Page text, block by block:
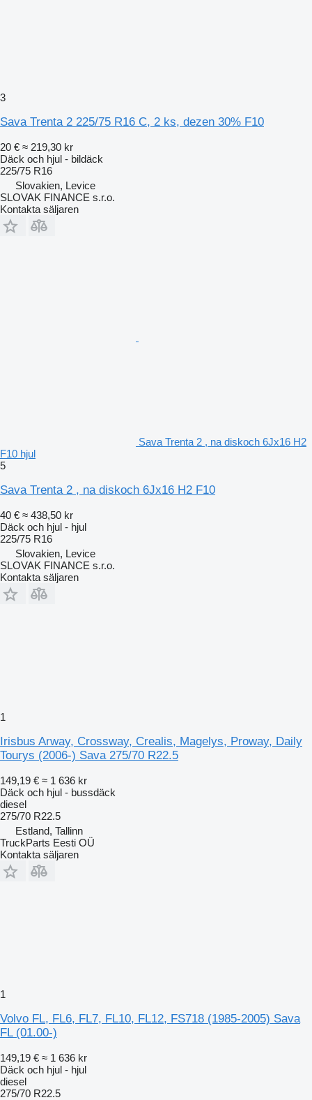
3
Sava Trenta 2 225/75 R16 C, 2 ks, dezen 30% F10
20 € ≈ 219,30 kr
Däck och hjul - bildäck
225/75 R16
Slovakien, Levice
SLOVAK FINANCE s.r.o.
Kontakta säljaren
Sava Trenta 2 , na diskoch 6Jx16 H2
F10 hjul
5
Sava Trenta 2 , na diskoch 6Jx16 H2 F10
40 € ≈ 438,50 kr
Däck och hjul - hjul
225/75 R16
Slovakien, Levice
SLOVAK FINANCE s.r.o.
Kontakta säljaren
1
Irisbus Arway, Crossway, Crealis, Magelys, Proway, Daily
Tourys (2006-) Sava 275/70 R22.5
149,19 € ≈ 1 636 kr
Däck och hjul - bussdäck
diesel
275/70 R22.5
Estland, Tallinn
TruckParts Eesti OÜ
Kontakta säljaren
1
Volvo FL, FL6, FL7, FL10, FL12, FS718 (1985-2005) Sava
FL (01.00-)
149,19 € ≈ 1 636 kr
Däck och hjul - hjul
diesel
275/70 R22.5